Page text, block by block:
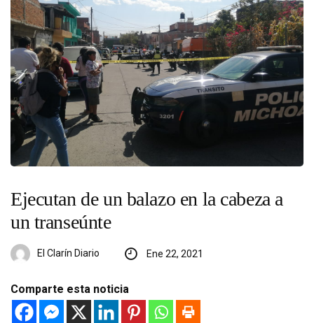
Ejecutan de un balazo en la cabeza a
un transeúnte
El Clarín Diario Ene 22, 2021
Comparte esta noticia